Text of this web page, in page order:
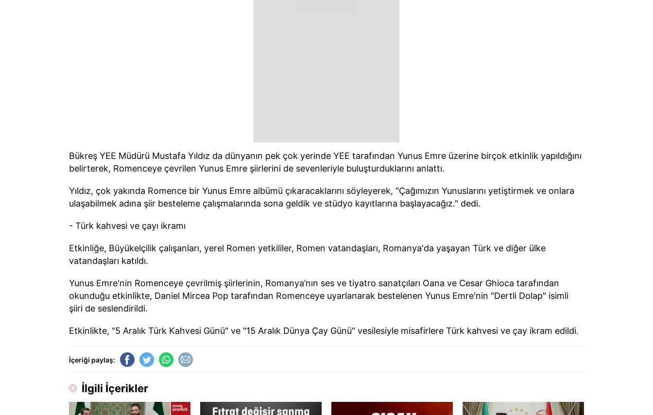
Bükreş YEE Müdürü Mustafa Yıldız da dünyanın pek çok yerinde YEE tarafından Yunus Emre üzerine birçok etkinlik yapıldığını
belirterek, Romenceye çevrilen Yunus Emre şiirlerini de sevenleriyle buluşturduklarını anlattı.
Yıldız, çok yakında Romence bir Yunus Emre albümü çıkaracaklarını söyleyerek, "Çağımızın Yunuslarını yetiştirmek ve onlara
ulaşabilmek adına şiir besteleme çalışmalarında sona geldik ve stüdyo kayıtlarına başlayacağız." dedi.
- Türk kahvesi ve çayı ikramı
Etkinliğe, Büyükelçilik çalışanları, yerel Romen yetkililer, Romen vatandaşları, Romanya'da yaşayan Türk ve diğer ülke
vatandaşları katıldı.
Yunus Emre'nin Romenceye çevrilmiş şiirlerinin, Romanya’nın ses ve tiyatro sanatçıları Oana ve Cesar Ghioca tarafından
okunduğu etkinlikte, Daniel Mircea Pop tarafından Romenceye uyarlanarak bestelenen Yunus Emre'nin "Dertli Dolap" isimli
şiiri de seslendirildi.
Etkinlikte, "5 Aralık Türk Kahvesi Günü" ve "15 Aralık Dünya Çay Günü" vesilesiyle misafirlere Türk kahvesi ve çay ikram edildi.
İçeriği paylaş:
İlgili İçerikler